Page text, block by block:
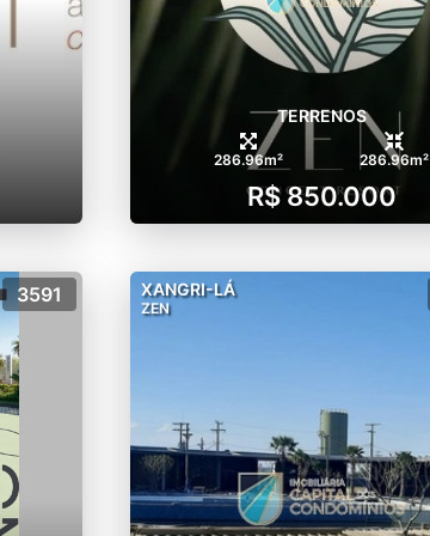
TERRENOS
286.96m² 286.96m²
R$ 850.000
3591 XANGRI-LÁ
ZEN